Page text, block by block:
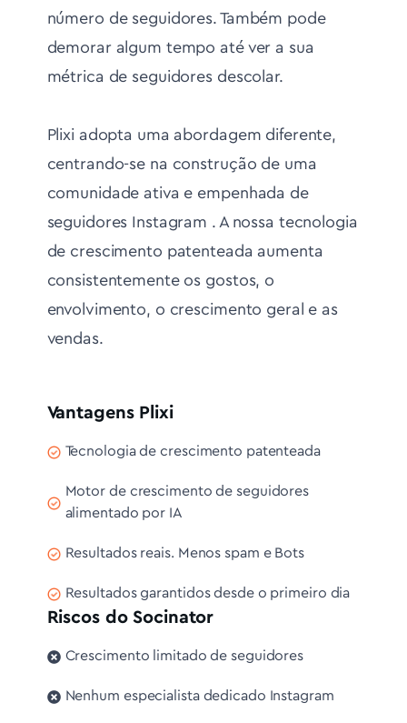
número de seguidores. Também pode
demorar algum tempo até ver a sua
métrica de seguidores descolar.
Plixi adopta uma abordagem diferente,
centrando-se na construção de uma
comunidade ativa e empenhada de
seguidores Instagram . A nossa tecnologia
de crescimento patenteada aumenta
consistentemente os gostos, o
envolvimento, o crescimento geral e as
vendas.
Vantagens Plixi
Tecnologia de crescimento patenteada
Motor de crescimento de seguidores
alimentado por IA
Resultados reais. Menos spam e Bots
Resultados garantidos desde o primeiro dia
Riscos do Socinator
Crescimento limitado de seguidores
Nenhum especialista dedicado Instagram